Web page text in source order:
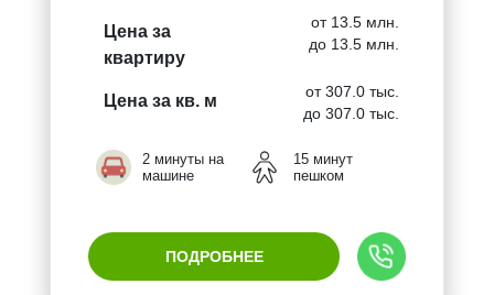
Цена за
квартиру
от 13.5 млн.
до 13.5 млн.
Цена за кв. м
от 307.0 тыс.
до 307.0 тыс.
2 минуты на
машине
15 минут
пешком
ПОДРОБНЕЕ